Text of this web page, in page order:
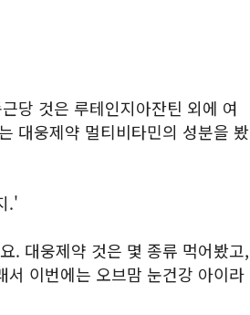
당 것은 루테인지아잔틴 외에 여
대웅제약 멀티비타민의 성분을 봤
.'
. 대웅제약 것은 몇 종류 먹어봤고,
이번에는 오브맘 눈건강 아이라